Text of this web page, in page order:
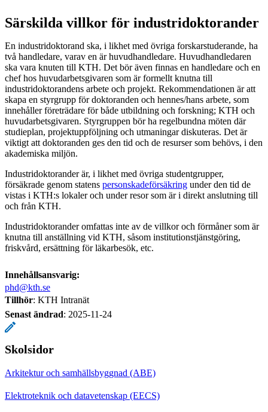
Särskilda villkor för industridoktorander
En industridoktorand ska, i likhet med övriga forskarstuderande, ha
två handledare, varav en är huvudhandledare. Huvudhandledaren
ska vara knuten till KTH. Det bör även finnas en handledare och en
chef hos huvudarbetsgivaren som är formellt knutna till
industridoktorandens arbete och projekt. Rekommendationen är att
skapa en styrgrupp för doktoranden och hennes/hans arbete, som
innehåller företrädare för både utbildning och forskning; KTH och
huvudarbetsgivaren. Styrgruppen bör ha regelbundna möten där
studieplan, projektuppföljning och utmaningar diskuteras. Det är
viktigt att doktoranden ges den tid och de resurser som behövs, i den
akademiska miljön.
Industridoktorander är, i likhet med övriga studentgrupper,
försäkrade genom statens personskadeförsäkring under den tid de
vistas i KTH:s lokaler och under resor som är i direkt anslutning till
och från KTH.
Industridoktorander omfattas inte av de villkor och förmåner som är
knutna till anställning vid KTH, såsom institutionstjänstgöring,
friskvård, ersättning för läkarbesök, etc.
Innehållsansvarig:
phd@kth.se
Tillhör: KTH Intranät
Senast ändrad: 2025-11-24
Skolsidor
Arkitektur och samhällsbyggnad (ABE)
Elektroteknik och datavetenskap (EECS)